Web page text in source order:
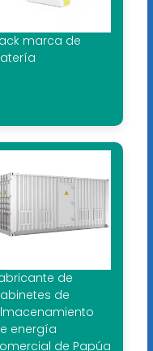
marca de
de
de
energía
de Papúa